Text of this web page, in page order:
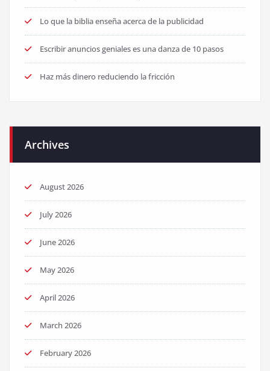
Lo que la biblia enseña acerca de la publicidad
Escribir anuncios geniales es una danza de 10 pasos
Haz más dinero reduciendo la fricción
Archives
August 2026
July 2026
June 2026
May 2026
April 2026
March 2026
February 2026